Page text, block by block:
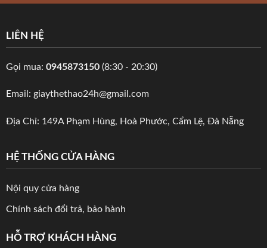
LIÊN HỆ
Gọi mua: 0945873150(8:30 - 20:30)
Email: giaythethao24h@gmail.com
Địa Chỉ: 149A Phạm Hùng, Hoà Phước, Cẩm Lệ, Đà Nẵng
HỆ THỐNG CỬA HÀNG
Nội quy cửa hàng
Chính sách đổi trả, bảo hành
HỖ TRỢ KHÁCH HÀNG